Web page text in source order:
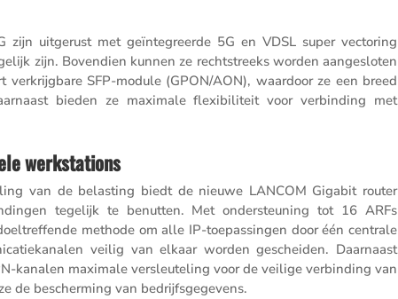
uitge­rust met geïnte­greerde 5G en VDSL super vecto­ring
zijn. Boven­dien kunnen ze recht­streeks worden aange­sloten
SFP-module (GPON/​AON), waardoor ze een breed
bieden ze maximale flexi­bi­li­teit voor verbin­ding met
werkstations
van de belas­ting biedt de nieuwe LANCOM Gigabit router
tegelijk te benutten. Met onder­steu­ning tot 16 ARFs
methode om alle IP-toepas­singen door één centrale
veilig van elkaar worden gescheiden. Daarnaast
kanalen maximale versleu­te­ling voor de veilige verbin­ding van
de bescher­ming van bedrijfsgegevens.